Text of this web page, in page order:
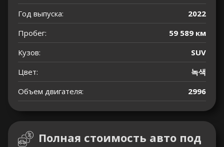
Год выпуска:
2022
Пробег:
59 589 км
Кузов:
SUV
Цвет:
녹색
Объем двигателя:
2996
Полная стоимость авто под